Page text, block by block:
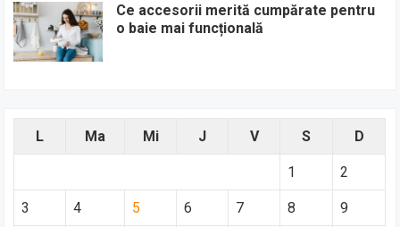
Ce accesorii merită cumpărate pentru
o baie mai funcțională
L Ma Mi J V S D
1 2
3 4 5 6 7 8 9